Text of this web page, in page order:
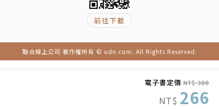
電子書定價 NT$ 380
NT$ 266
前往下載
聯合線上公司 著作權所有 © udn.com. All Rights Reserved.